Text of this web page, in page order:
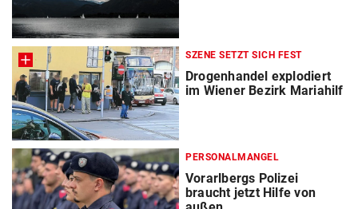
SZENE SETZT SICH FEST
Drogenhandel explodiert
im Wiener Bezirk Mariahilf
PERSONALMANGEL
Vorarlbergs Polizei
braucht jetzt Hilfe von